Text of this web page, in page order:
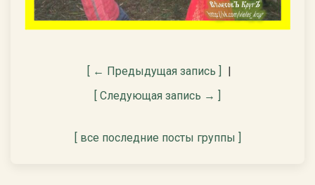
[ ← Предыдущая запись ]
|
[ Следующая запись → ]
[ все последние посты группы ]